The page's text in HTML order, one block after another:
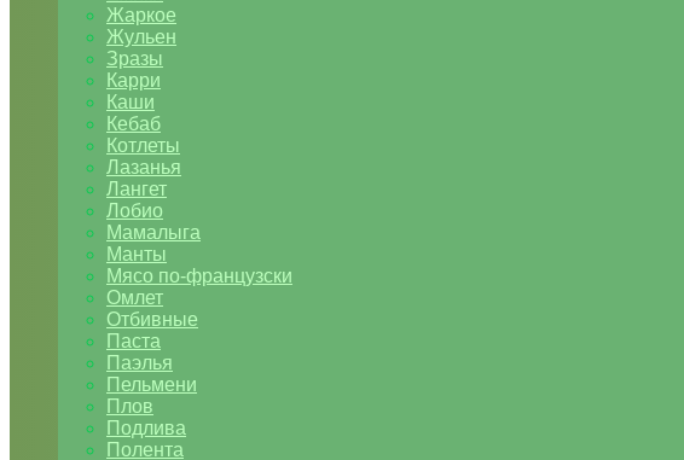
Жаркое
Жульен
Зразы
Карри
Каши
Кебаб
Котлеты
Лазанья
Лангет
Лобио
Мамалыга
Манты
Мясо по-французски
Омлет
Отбивные
Паста
Паэлья
Пельмени
Плов
Подлива
Полента